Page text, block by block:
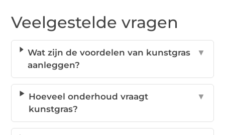
Veelgestelde vragen
Wat zijn de voordelen van kunstgras
aanleggen?
▼
Hoeveel onderhoud vraagt
kunstgras?
▼